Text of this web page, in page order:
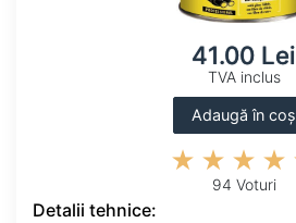
41.00 Lei
TVA inclus
Adaugă în coș
94 Voturi
Detalii tehnice: